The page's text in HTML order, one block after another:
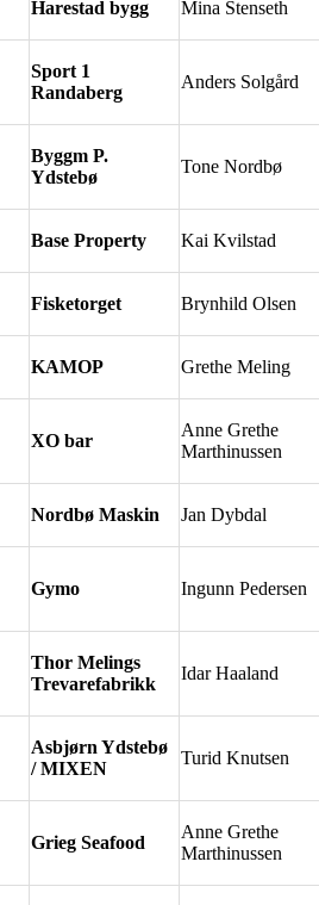
Harestad bygg Mina Stenseth
Sport 1
Randaberg
Anders Solgård
Byggm P.
Ydstebø
Tone Nordbø
Base Property Kai Kvilstad
Fisketorget Brynhild Olsen
KAMOP Grethe Meling
XO bar
Anne Grethe
Marthinussen
Nordbø Maskin Jan Dybdal
Gymo Ingunn Pedersen
Thor Melings
Trevarefabrikk
Idar Haaland
Asbjørn Ydstebø
/ MIXEN
Turid Knutsen
Grieg Seafood
Anne Grethe
Marthinussen